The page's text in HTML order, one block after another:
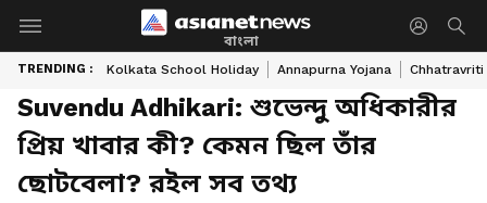
বাংলা
TRENDING : Kolkata School Holiday Annapurna Yojana Chhatravriti
Suvendu Adhikari: শুভেন্দু অধিকারীর
প্রিয় খাবার কী? কেমন ছিল তাঁর
ছোটবেলা? রইল সব তথ্য